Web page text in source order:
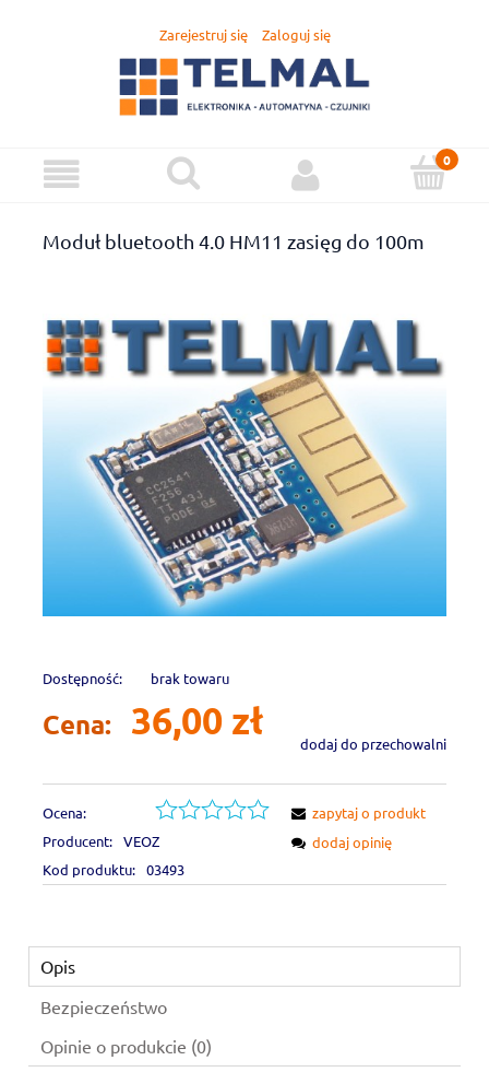
Zarejestruj się Zaloguj się
Moduł bluetooth 4.0 HM11 zasięg do 100m
Dostępność: brak towaru
Cena: 36,00 zł
dodaj do przechowalni
Ocena:
Producent: VEOZ
Kod produktu: 03493
zapytaj o produkt
dodaj opinię
Opis
Bezpieczeństwo
Opinie o produkcie (0)